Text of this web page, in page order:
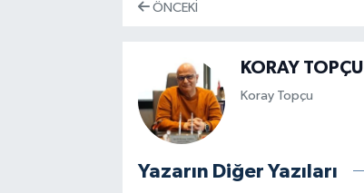
ÖNCEKI
KORAY TOPÇU
Koray Topçu
Yazarın Diğer Yazıları